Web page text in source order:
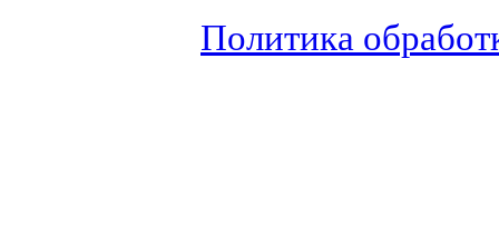
Политика